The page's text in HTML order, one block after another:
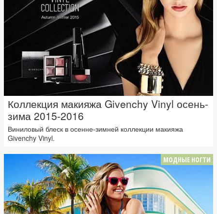
Коллекция макияжа Givenchy Vinyl осень-
зима 2015-2016
Виниловый блеск в осенне-зимней коллекции макияжа
Givenchy Vinyl.
МОДНЫЕ НОГТИ